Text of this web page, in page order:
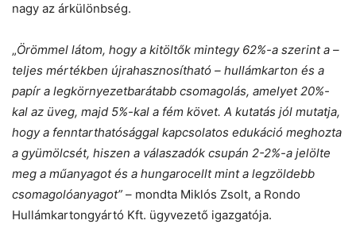
nagy az árkülönbség.
„Örömmel látom, hogy a kitöltők mintegy 62%-a szerint a –
teljes mértékben újrahasznosítható – hullámkarton és a
papír a legkörnyezetbarátabb csomagolás, amelyet 20%-
kal az üveg, majd 5%-kal a fém követ. A kutatás jól mutatja,
hogy a fenntarthatósággal kapcsolatos edukáció meghozta
a gyümölcsét, hiszen a válaszadók csupán 2-2%-a jelölte
meg a műanyagot és a hungarocellt mint a legzöldebb
csomagolóanyagot” – mondta Miklós Zsolt, a Rondo
Hullámkartongyártó Kft. ügyvezető igazgatója.